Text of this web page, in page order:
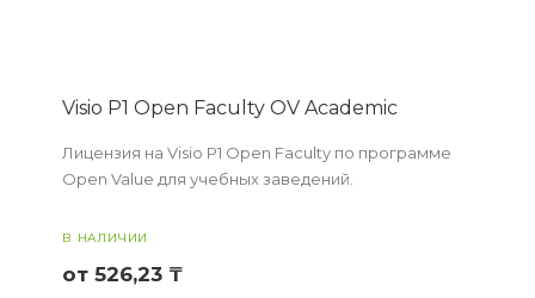
Visio P1 Open Faculty OV Academic
Лицензия на Visio P1 Open Faculty по программе
Open Value для учебных заведений.
В НАЛИЧИИ
от 526,23 ₸